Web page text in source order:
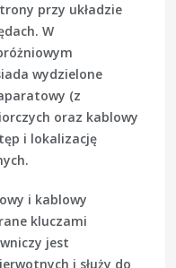
przy układzie
W
wydzielone
(z
oraz kablowy
i lokalizację
i kablowy
kluczami
jest
i służy do